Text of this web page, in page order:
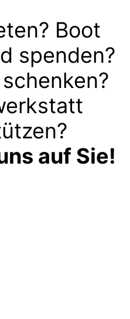
Boot
spenden?
auf Sie!